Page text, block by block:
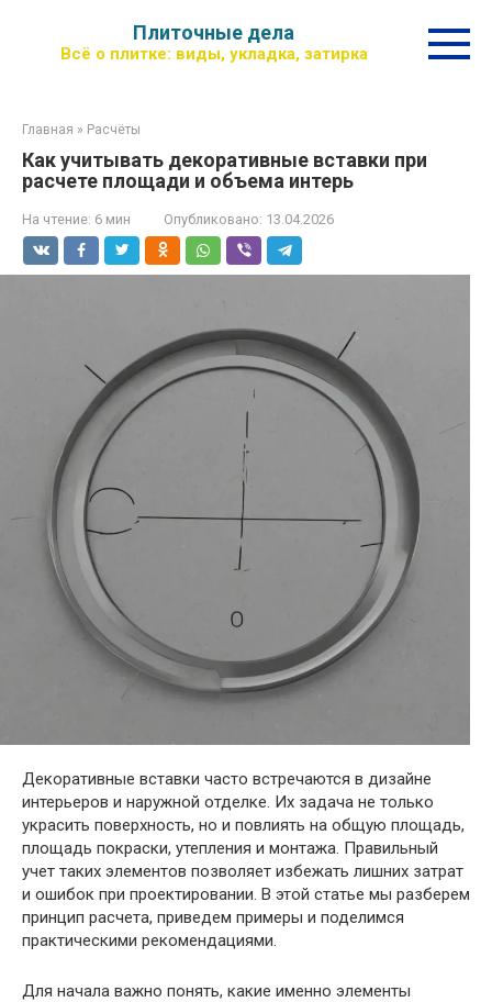
контенту
Плиточные дела
Всё о плитке: виды, укладка, затирка
Главная » Расчёты
Как учитывать декоративные вставки при
расчете площади и объема интерь
На чтение: 6 мин Опубликовано: 13.04.2026
Декоративные вставки часто встречаются в дизайне
интерьеров и наружной отделке. Их задача не только
украсить поверхность, но и повлиять на общую площадь,
площадь покраски, утепления и монтажа. Правильный
учет таких элементов позволяет избежать лишних затрат
и ошибок при проектировании. В этой статье мы разберем
принцип расчета, приведем примеры и поделимся
практическими рекомендациями.
Для начала важно понять, какие именно элементы